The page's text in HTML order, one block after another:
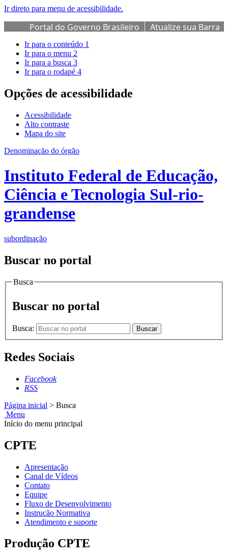
Ir direto para menu de acessibilidade.
Portal do Governo Brasileiro
Atualize sua Barra
de Governo
Ir para o conteúdo 1
Ir para o menu 2
Ir para a busca 3
Ir para o rodapé 4
Opções de acessibilidade
Acessibilidade
Alto contraste
Mapa do site
Denominação do órgão
Instituto Federal de Educação,
Ciência e Tecnologia Sul-rio-
grandense
subordinação
Buscar no portal
Busca
Buscar no portal
Busca: Buscar
Redes Sociais
Facebook
RSS
Página inicial > Busca
Menu
Início do menu principal
CPTE
Apresentação
Canal de Vídeos
Contato
Equipe
Fluxo de Desenvolvimento
Instrução Normativa
Atendimento e suporte
Produção CPTE